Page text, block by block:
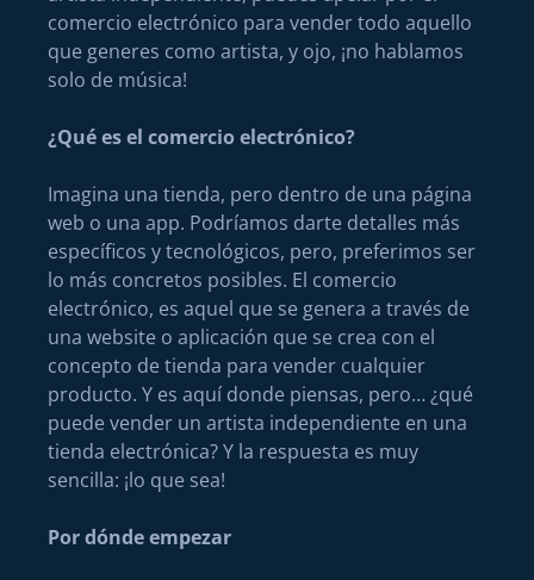
comercio electrónico para vender todo aquello
que generes como artista, y ojo, ¡no hablamos
solo de música!
¿Qué es el comercio electrónico?
Imagina una tienda, pero dentro de una página
web o una app. Podríamos darte detalles más
específicos y tecnológicos, pero, preferimos ser
lo más concretos posibles. El comercio
electrónico, es aquel que se genera a través de
una website o aplicación que se crea con el
concepto de tienda para vender cualquier
producto. Y es aquí donde piensas, pero… ¿qué
puede vender un artista independiente en una
tienda electrónica? Y la respuesta es muy
sencilla: ¡lo que sea!
Por dónde empezar